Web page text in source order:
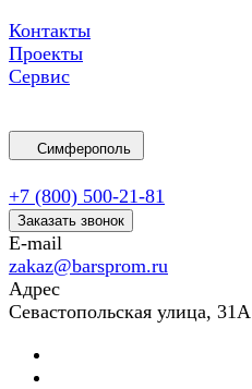
Контакты
Проекты
Сервис
Симферополь
+7 (800) 500-21-81
Заказать звонок
E-mail
zakaz@barsprom.ru
Адрес
Севастопольская улица, 31А